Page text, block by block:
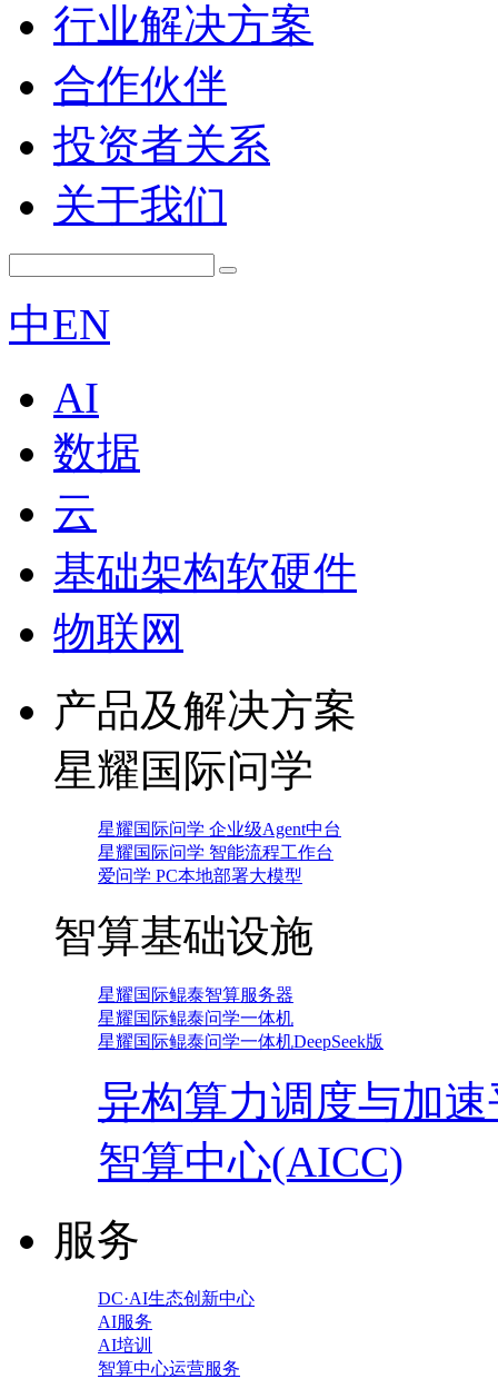
行业解决方案
合作伙伴
投资者关系
关于我们
中EN
AI
数据
云
基础架构软硬件
物联网
产品及解决方案
星耀国际问学
星耀国际问学 企业级Agent中台
星耀国际问学 智能流程工作台
爱问学 PC本地部署大模型
智算基础设施
星耀国际鲲泰智算服务器
星耀国际鲲泰问学一体机
星耀国际鲲泰问学一体机DeepSeek版
异构算力调度与加
智算中心(AICC)
服务
DC·AI生态创新中心
AI服务
AI培训
智算中心运营服务